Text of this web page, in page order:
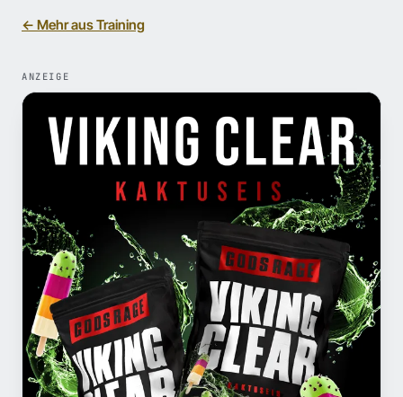
← Mehr aus Training
ANZEIGE